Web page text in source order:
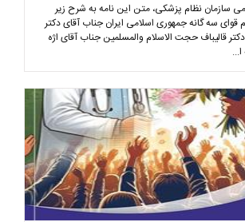
سازمان نظام پزشکی، متن این نامه به شرح زیر
سه گانه جمهوری اسلامی ایران جناب آقای دکتر
قالیباف حجت الاسلام والمسلمین جناب آقای اژه